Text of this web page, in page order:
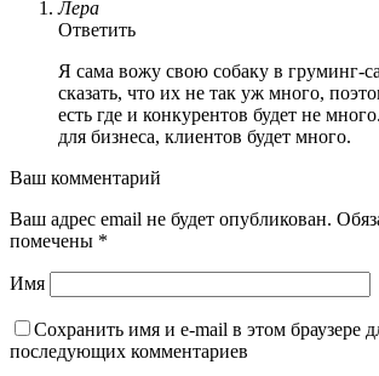
Лера
Ответить
Я сама вожу свою собаку в груминг-
сказать, что их не так уж много,
есть где и конкурентов будет не
для бизнеса, клиентов будет много.
Ваш комментарий
Ваш адрес email не будет опубликован.
помечены *
Имя
Сохранить имя и e-mail в этом браузере
последующих комментариев